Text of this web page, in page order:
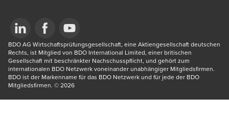
Opens in a new window/tab
Opens in a new window/tab
Opens in a new window/tab
BDO AG Wirtschaftsprüfungsgesellschaft, eine Aktiengesellschaft deutschen
Rechts, ist Mitglied von BDO International Limited, einer britischen
Gesellschaft mit beschränkter Nachschusspflicht, und gehört zum
internationalen BDO Netzwerk voneinander unabhängiger Mitgliedsfirmen.
BDO ist der Markenname für das BDO Netzwerk und für jede der BDO
Mitgliedsfirmen.​ © 2026